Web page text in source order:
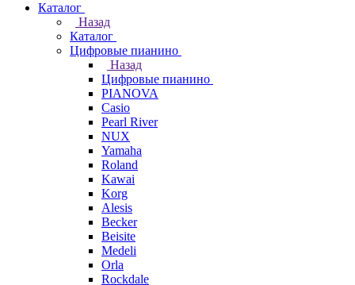
Каталог
Назад
Каталог
Цифровые пианино
Назад
Цифровые пианино
PIANOVA
Casio
Pearl River
NUX
Yamaha
Roland
Kawai
Korg
Alesis
Becker
Beisite
Medeli
Orla
Rockdale